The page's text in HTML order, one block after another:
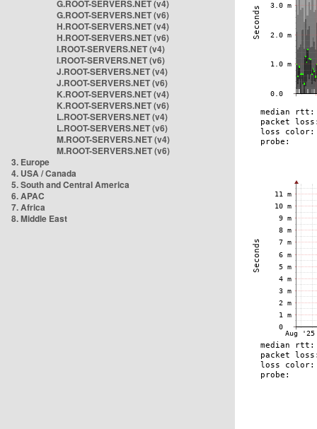
G.ROOT-SERVERS.NET (v4)
G.ROOT-SERVERS.NET (v6)
H.ROOT-SERVERS.NET (v4)
H.ROOT-SERVERS.NET (v6)
I.ROOT-SERVERS.NET (v4)
I.ROOT-SERVERS.NET (v6)
J.ROOT-SERVERS.NET (v4)
J.ROOT-SERVERS.NET (v6)
K.ROOT-SERVERS.NET (v4)
K.ROOT-SERVERS.NET (v6)
L.ROOT-SERVERS.NET (v4)
L.ROOT-SERVERS.NET (v6)
M.ROOT-SERVERS.NET (v4)
M.ROOT-SERVERS.NET (v6)
3. Europe
4. USA / Canada
5. South and Central America
6. APAC
7. Africa
8. Middle East